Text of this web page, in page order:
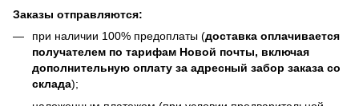
Заказы отправляются:
при наличии 100% предоплаты (доставка оплачивается
получателем по тарифам Новой почты, включая
дополнительную оплату за адресный забор заказа со
склада);